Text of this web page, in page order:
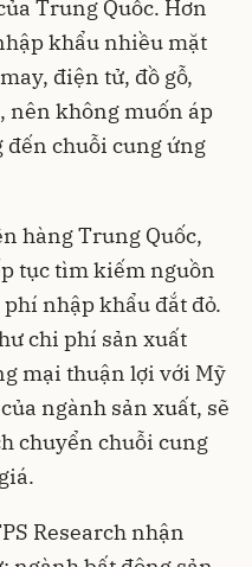
Trung Quốc. Hơn
khẩu nhiều mặt
điện tử, đồ gỗ,
nên không muốn áp
chuỗi cung ứng
hàng Trung Quốc,
tục tìm kiếm nguồn
nhập khẩu đắt đỏ.
chi phí sản xuất
mại thuận lợi với Mỹ
ngành sản xuất, sẽ
chuyển chuỗi cung
Research nhận